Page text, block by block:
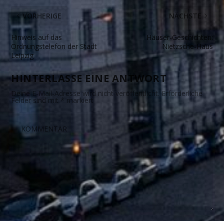
VORHERIGE
Hinweis auf das
Ordnungstelefon der Stadt
Leipzig
NÄCHSTE
Häuser-Geschichten:
Nietzsche-Haus
HINTERLASSE EINE ANTWORT
Deine E-Mail-Adresse wird nicht veröffentlicht. Erforderliche
Felder sind mit * markiert